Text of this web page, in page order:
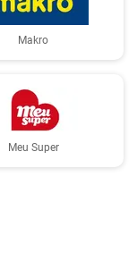
Makro
Meu Super